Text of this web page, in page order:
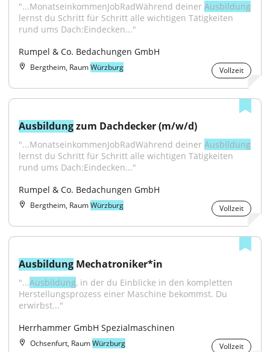
"...MonatseinkommenJobRadWährend deiner Ausbildung
lernst du Schritt für Schritt alle wichtigen Tätigkeiten
rund ums Dach:Eindecken..."
Rumpel & Co. Bedachungen GmbH
Bergtheim, RaumWürzburg Vollzeit
Ausbildung zum Dachdecker (m/w/d)
"...MonatseinkommenJobRadWährend deiner Ausbildung
lernst du Schritt für Schritt alle wichtigen Tätigkeiten
rund ums Dach:Eindecken..."
Rumpel & Co. Bedachungen GmbH
Bergtheim, RaumWürzburg Vollzeit
Ausbildung Mechatroniker*in
"...Ausbildung, in der du Einblicke in den kompletten
Herstellungsprozess einer Maschine bekommst. Du
erwirbst..."
Herrhammer GmbH Spezialmaschinen
Ochsenfurt, RaumWürzburg Vollzeit